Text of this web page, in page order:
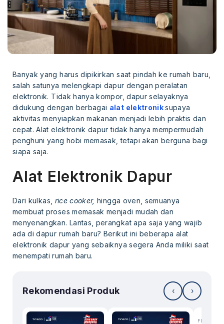
Banyak yang harus dipikirkan saat pindah ke rumah baru,
salah satunya melengkapi dapur dengan peralatan
elektronik. Tidak hanya kompor, dapur selayaknya
didukung dengan berbagai alat elektroniksupaya
aktivitas menyiapkan makanan menjadi lebih praktis dan
cepat. Alat elektronik dapur tidak hanya mempermudah
penghuni yang hobi memasak, tetapi akan berguna bagi
siapa saja.
Alat Elektronik Dapur
Dari kulkas, rice cooker, hingga oven, semuanya
membuat proses memasak menjadi mudah dan
menyenangkan. Lantas, perangkat apa saja yang wajib
ada di dapur rumah baru? Berikut ini beberapa alat
elektronik dapur yang sebaiknya segera Anda miliki saat
menempati rumah baru.
Rekomendasi Produk ‹ ›
Floor